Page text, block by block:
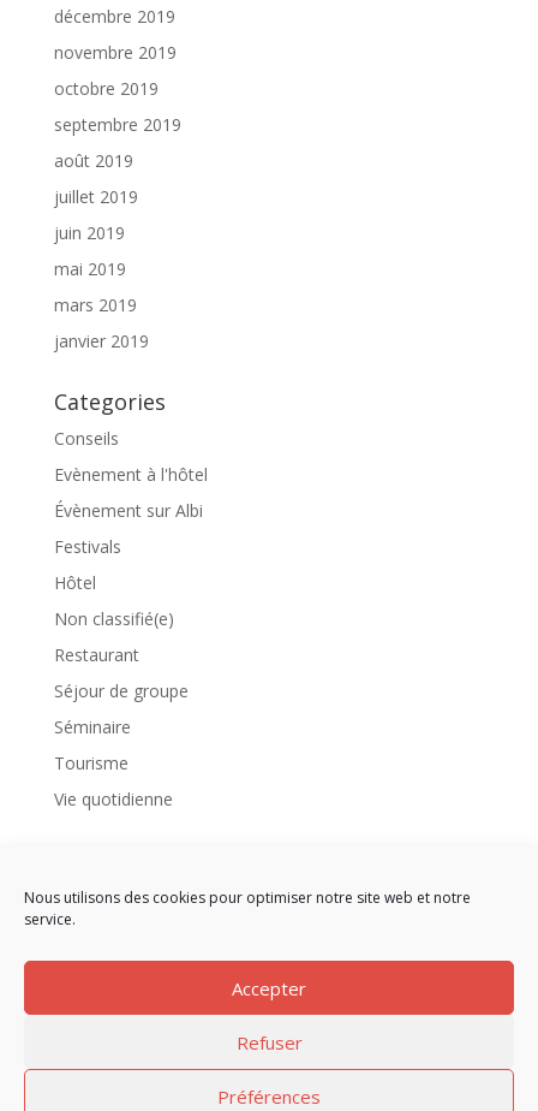
Nous utilisons des cookies pour optimiser notre site web et notre
service.
Accepter
Refuser
Préférences
décembre 2019
novembre 2019
octobre 2019
septembre 2019
août 2019
juillet 2019
juin 2019
mai 2019
mars 2019
janvier 2019
Categories
Conseils
Evènement à l'hôtel
Évènement sur Albi
Festivals
Hôtel
Non classifié(e)
Restaurant
Séjour de groupe
Séminaire
Tourisme
Vie quotidienne
Connexion